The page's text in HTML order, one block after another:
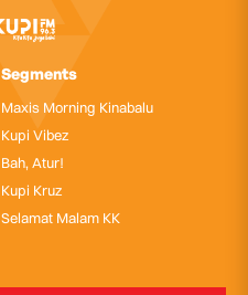
Segments
Maxis Morning Kinabalu
Kupi Vibez
Bah, Atur!
Kupi Kruz
Selamat Malam KK